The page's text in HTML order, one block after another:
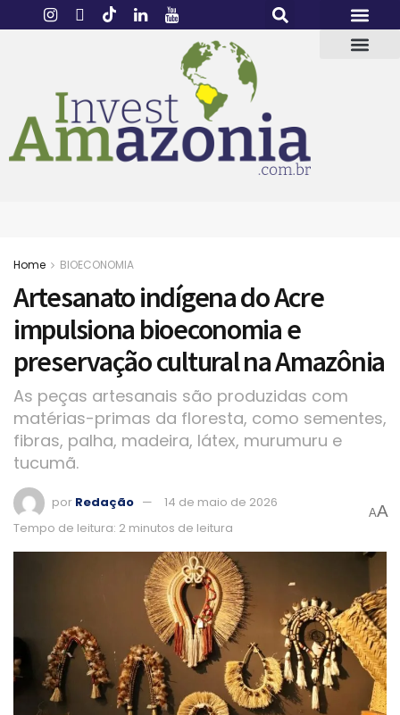
Home BIOECONOMIA
Artesanato indígena do Acre
impulsiona bioeconomia e
preservação cultural na Amazônia
As peças artesanais são produzidas com
matérias-primas da floresta, como sementes,
fibras, palha, madeira, látex, murumuru e
tucumã.
por Redação
14 de maio de 2026
Tempo de leitura: 2 minutos de leitura
AA